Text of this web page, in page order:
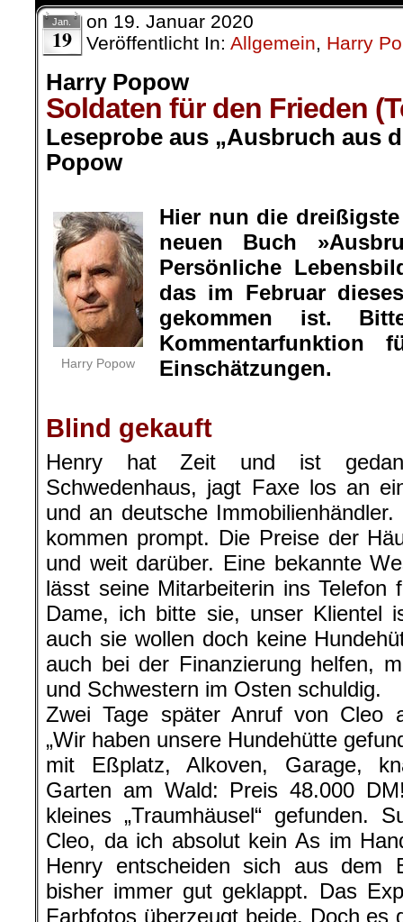
Jan.
19
on 19. Januar 2020
Veröffentlicht In: Allgemein, Harry
Harry Popow
Soldaten für den Frieden
Leseprobe aus „Ausbruch aus
Popow
Harry Popow
Hier nun die
neuen Buch
Persönliche
das im Februar
gekommen ist.
Einschätzungen.
Blind gekauft
Henry hat Zeit und ist
Schwedenhaus, jagt Faxe los an
und an deutsche
kommen prompt. Die Preise der
und weit darüber. Eine bekannte
lässt seine Mitarbeiterin ins Telefon
Dame, ich bitte sie, unser Klientel
auch sie wollen doch keine
auch bei der Finanzierung helfen,
und Schwestern im Osten schuldig.
Zwei Tage später Anruf von Cleo
„Wir haben unsere Hundehütte
mit Eßplatz, Alkoven, Garage,
Garten am Wald: Preis 48.000
kleines „Traumhäusel“ gefunden.
Cleo, da ich absolut kein As im
Henry entscheiden sich aus dem
bisher immer gut geklappt. Das
Farbfotos überzeugt beide. Doch es